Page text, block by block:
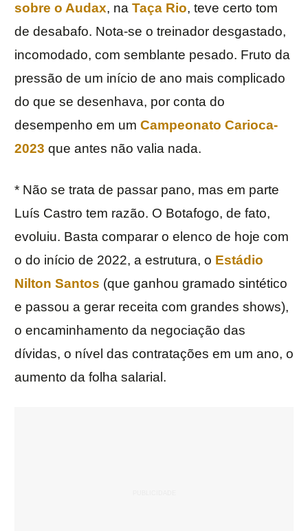
sobre o Audax, na Taça Rio, teve certo tom
de desabafo. Nota-se o treinador desgastado,
incomodado, com semblante pesado. Fruto da
pressão de um início de ano mais complicado
do que se desenhava, por conta do
desempenho em um Campeonato Carioca-
2023 que antes não valia nada.
* Não se trata de passar pano, mas em parte
Luís Castro tem razão. O Botafogo, de fato,
evoluiu. Basta comparar o elenco de hoje com
o do início de 2022, a estrutura, o Estádio
Nilton Santos (que ganhou gramado sintético
e passou a gerar receita com grandes shows),
o encaminhamento da negociação das
dívidas, o nível das contratações em um ano, o
aumento da folha salarial.